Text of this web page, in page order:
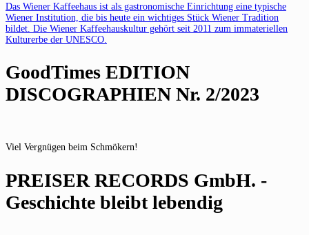
Das Wiener Kaffeehaus ist als gastronomische Einrichtung eine typische
Wiener Institution, die bis heute ein wichtiges Stück Wiener Tradition
bildet. Die Wiener Kaffeehauskultur gehört seit 2011 zum immateriellen
Kulturerbe der UNESCO.
GoodTimes EDITION
DISCOGRAPHIEN Nr. 2/2023
Viel Vergnügen beim Schmökern!
PREISER RECORDS GmbH. -
Geschichte bleibt lebendig